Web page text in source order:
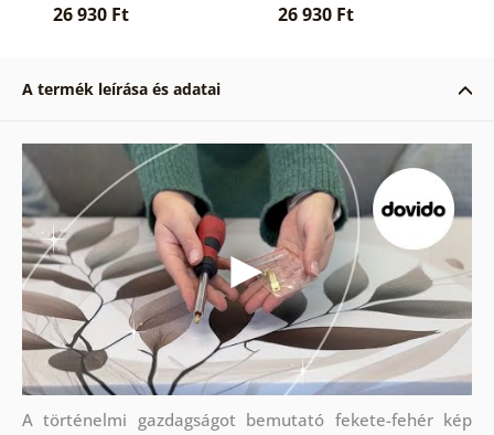
26 930 Ft 26 930 Ft
A termék leírása és adatai
A történelmi gazdagságot bemutató fekete-fehér kép